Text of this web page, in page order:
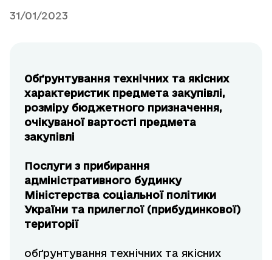
31/01/2023
Обґрунтування технічних та якісних
характеристик предмета закупівлі,
розміру бюджетного призначення,
очікуваної вартості предмета
закупівлі
Послуги з прибирання
адміністративного будинку
Міністерства соціальної політики
України та прилеглої (прибудинкової)
території
обґрунтування технічних та якісних